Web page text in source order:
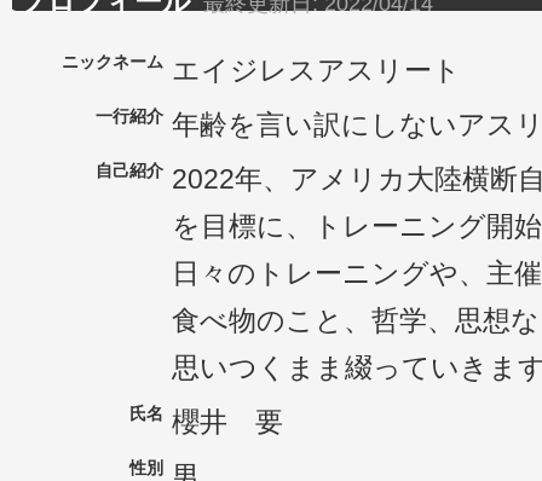
ニックネーム エイジレスアスリート
一行紹介 年齢を言い訳にしないアス
自己紹介 2022年、アメリカ大陸横断
を目標に、トレーニング開
日々のトレーニングや、主
食べ物のこと、哲学、思想
思いつくまま綴っていきま
氏名 櫻井 要
性別